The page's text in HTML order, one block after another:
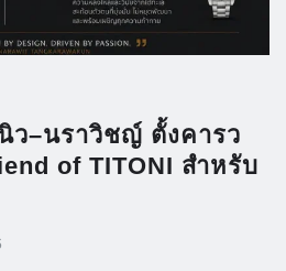
ว–นราวิชญ์ ตั้งคารว
of TITONI สำหรับ